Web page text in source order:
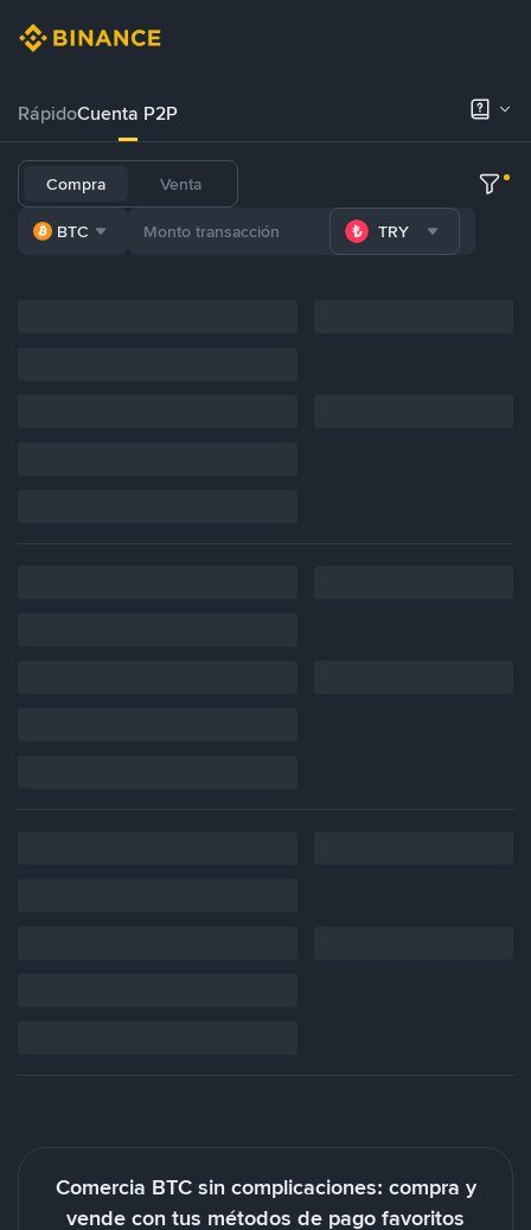
RápidoCuenta P2P
Compra Venta
BTC TRY
Comercia BTC sin complicaciones: compra y
vende con tus métodos de pago favoritos